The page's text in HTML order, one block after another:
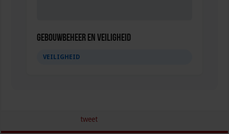
Gebouwbeheer en veiligheid
VEILIGHEID
tweet